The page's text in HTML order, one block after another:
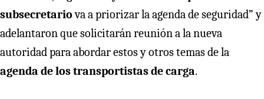
subsecretariova a priorizar la agenda de seguridad” y
adelantaron que solicitarán reunión a la nueva
autoridad para abordar estos y otros temas de la
agenda de los transportistas de carga.